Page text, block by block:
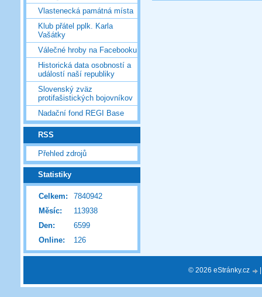
Vlastenecká památná místa
Klub přátel pplk. Karla
Vašátky
Válečné hroby na Facebooku
Historická data osobností a
událostí naší republiky
Slovenský zväz
protifašistických bojovníkov
Nadační fond REGI Base
RSS
Přehled zdrojů
Statistiky
Online: 126
Celkem:
7840942
Měsíc:
113938
Den:
6599
© 2026 eStránky.cz